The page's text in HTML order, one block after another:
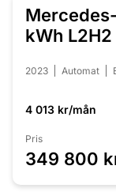
kWh
2023 Automat
4 013 kr/mån
Pris
349 800